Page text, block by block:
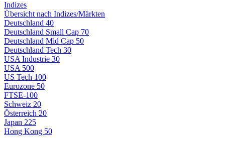
Indizes
Übersicht nach Indizes/Märkten
Deutschland 40
Deutschland Small Cap 70
Deutschland Mid Cap 50
Deutschland Tech 30
USA Industrie 30
USA 500
US Tech 100
Eurozone 50
FTSE-100
Schweiz 20
Österreich 20
Japan 225
Hong Kong 50